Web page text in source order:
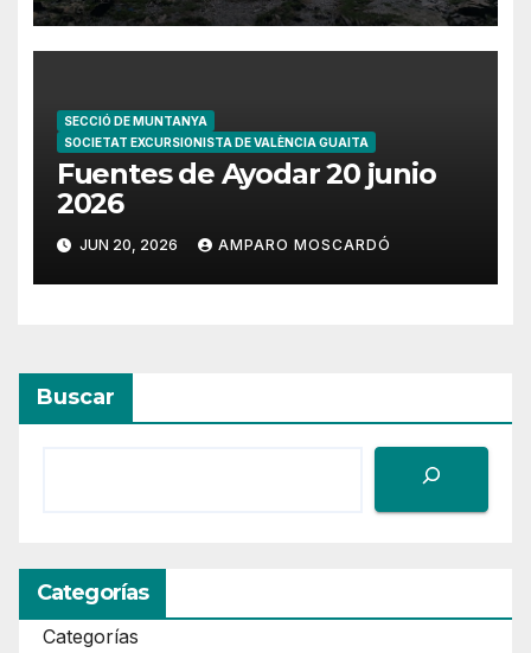
SECCIÓ DE MUNTANYA
SOCIETAT EXCURSIONISTA DE VALÈNCIA GUAITA
Fuentes de Ayodar 20 junio
2026
JUN 20, 2026 AMPARO MOSCARDÓ
Buscar
Categorías
Categorías